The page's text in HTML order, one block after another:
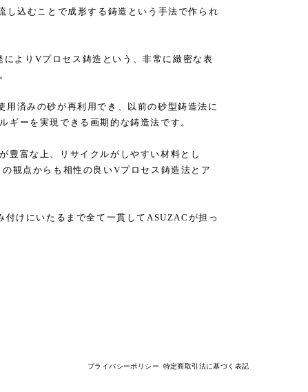
込むことで成形する鋳造という手法で作られ
よりVプロセス鋳造という、非常に緻密な表
済みの砂が再利用でき、以前の砂型鋳造法に
ギーを実現できる画期的な鋳造法です。
豊富な上、リサイクルがしやすい材料とし
観点からも相性の良いVプロセス鋳造法とア
けにいたるまで全て一貫してASUZACが担っ
プライバシーポリシー 特定商取引法に基づく表記